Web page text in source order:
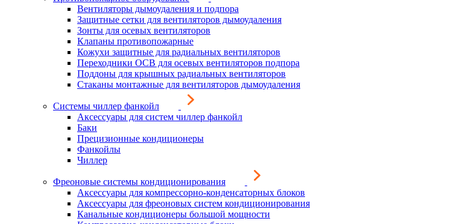
Вентиляторы дымоудаления и подпора
Защитные сетки для вентиляторов дымоудаления
Зонты для осевых вентиляторов
Клапаны противопожарные
Кожухи защитные для радиальных вентиляторов
Переходники ОСВ для осевых вентиляторов подпора
Поддоны для крышных радиальных вентиляторов
Стаканы монтажные для вентиляторов дымоудаления
Системы чиллер фанкойл
Аксессуары для систем чиллер фанкойл
Баки
Прецизионные кондиционеры
Фанкойлы
Чиллер
Фреоновые системы кондиционирования
Аксессуары для компрессорно-конденсаторных блоков
Аксессуары для фреоновых систем кондиционирования
Канальные кондиционеры большой мощности